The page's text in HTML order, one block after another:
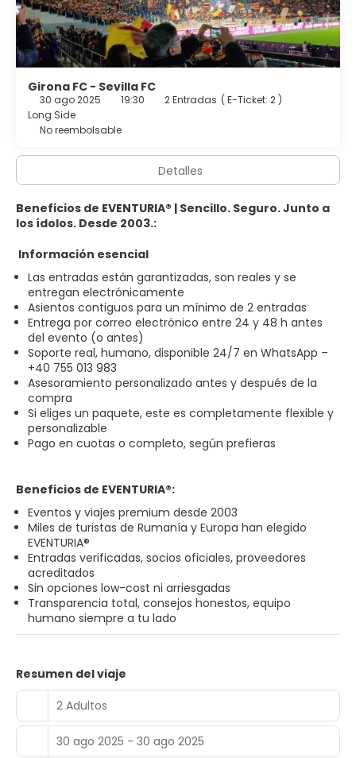
Girona FC - Sevilla FC
30 ago 2025 19:30 2 Entradas ( E-Ticket: 2 )
Long Side
No reembolsable
Detalles
Beneficios de EVENTURIA® | Sencillo. Seguro. Junto a
los ídolos. Desde 2003.:
Información esencial
Las entradas están garantizadas, son reales y se
entregan electrónicamente
Asientos contiguos para un mínimo de 2 entradas
Entrega por correo electrónico entre 24 y 48 h antes
del evento (o antes)
Soporte real, humano, disponible 24/7 en WhatsApp –
+40 755 013 983
Asesoramiento personalizado antes y después de la
compra
Si eliges un paquete, este es completamente flexible y
personalizable
Pago en cuotas o completo, según prefieras
Beneficios de EVENTURIA®:
Eventos y viajes premium desde 2003
Miles de turistas de Rumanía y Europa han elegido
EVENTURIA®
Entradas verificadas, socios oficiales, proveedores
acreditados
Sin opciones low-cost ni arriesgadas
Transparencia total, consejos honestos, equipo
humano siempre a tu lado
Resumen del viaje
2 Adultos
30 ago 2025 - 30 ago 2025